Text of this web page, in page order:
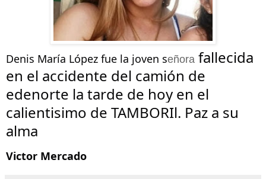
Denis María López fue la joven señora fallecida
en el accidente del camión de
edenorte la tarde de hoy en el
calientisimo de TAMBORIl. Paz a su
alma
Victor Mercado